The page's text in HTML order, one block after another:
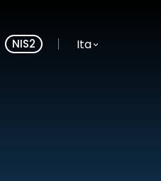
NIS2 Lingua del sito:
Ita